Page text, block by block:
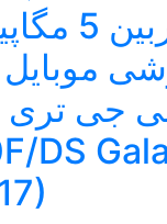
ماژول
DS